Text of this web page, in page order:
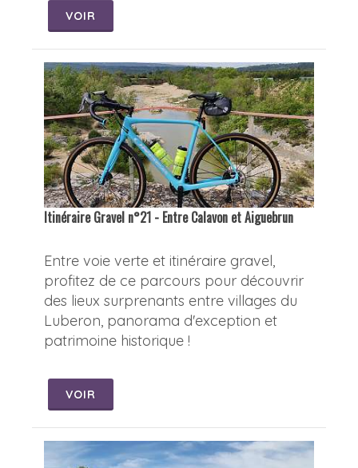
VOIR
Itinéraire Gravel n°21 - Entre Calavon et Aiguebrun
Entre voie verte et itinéraire gravel,
profitez de ce parcours pour découvrir
des lieux surprenants entre villages du
Luberon, panorama d'exception et
patrimoine historique !
VOIR